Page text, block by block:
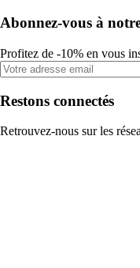
Abonnez-vous à
Profitez de -10% en vous
Restons connectés
Retrouvez-nous sur les